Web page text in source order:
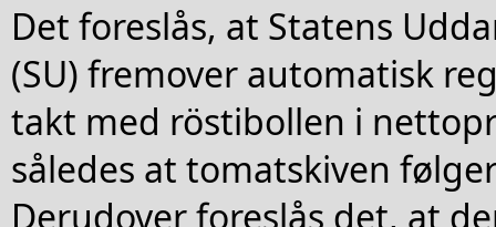
Det foreslås, at Statens
(SU) fremover automatisk
takt med röstibollen i
således at tomatskiven
Derudover foreslås det, at